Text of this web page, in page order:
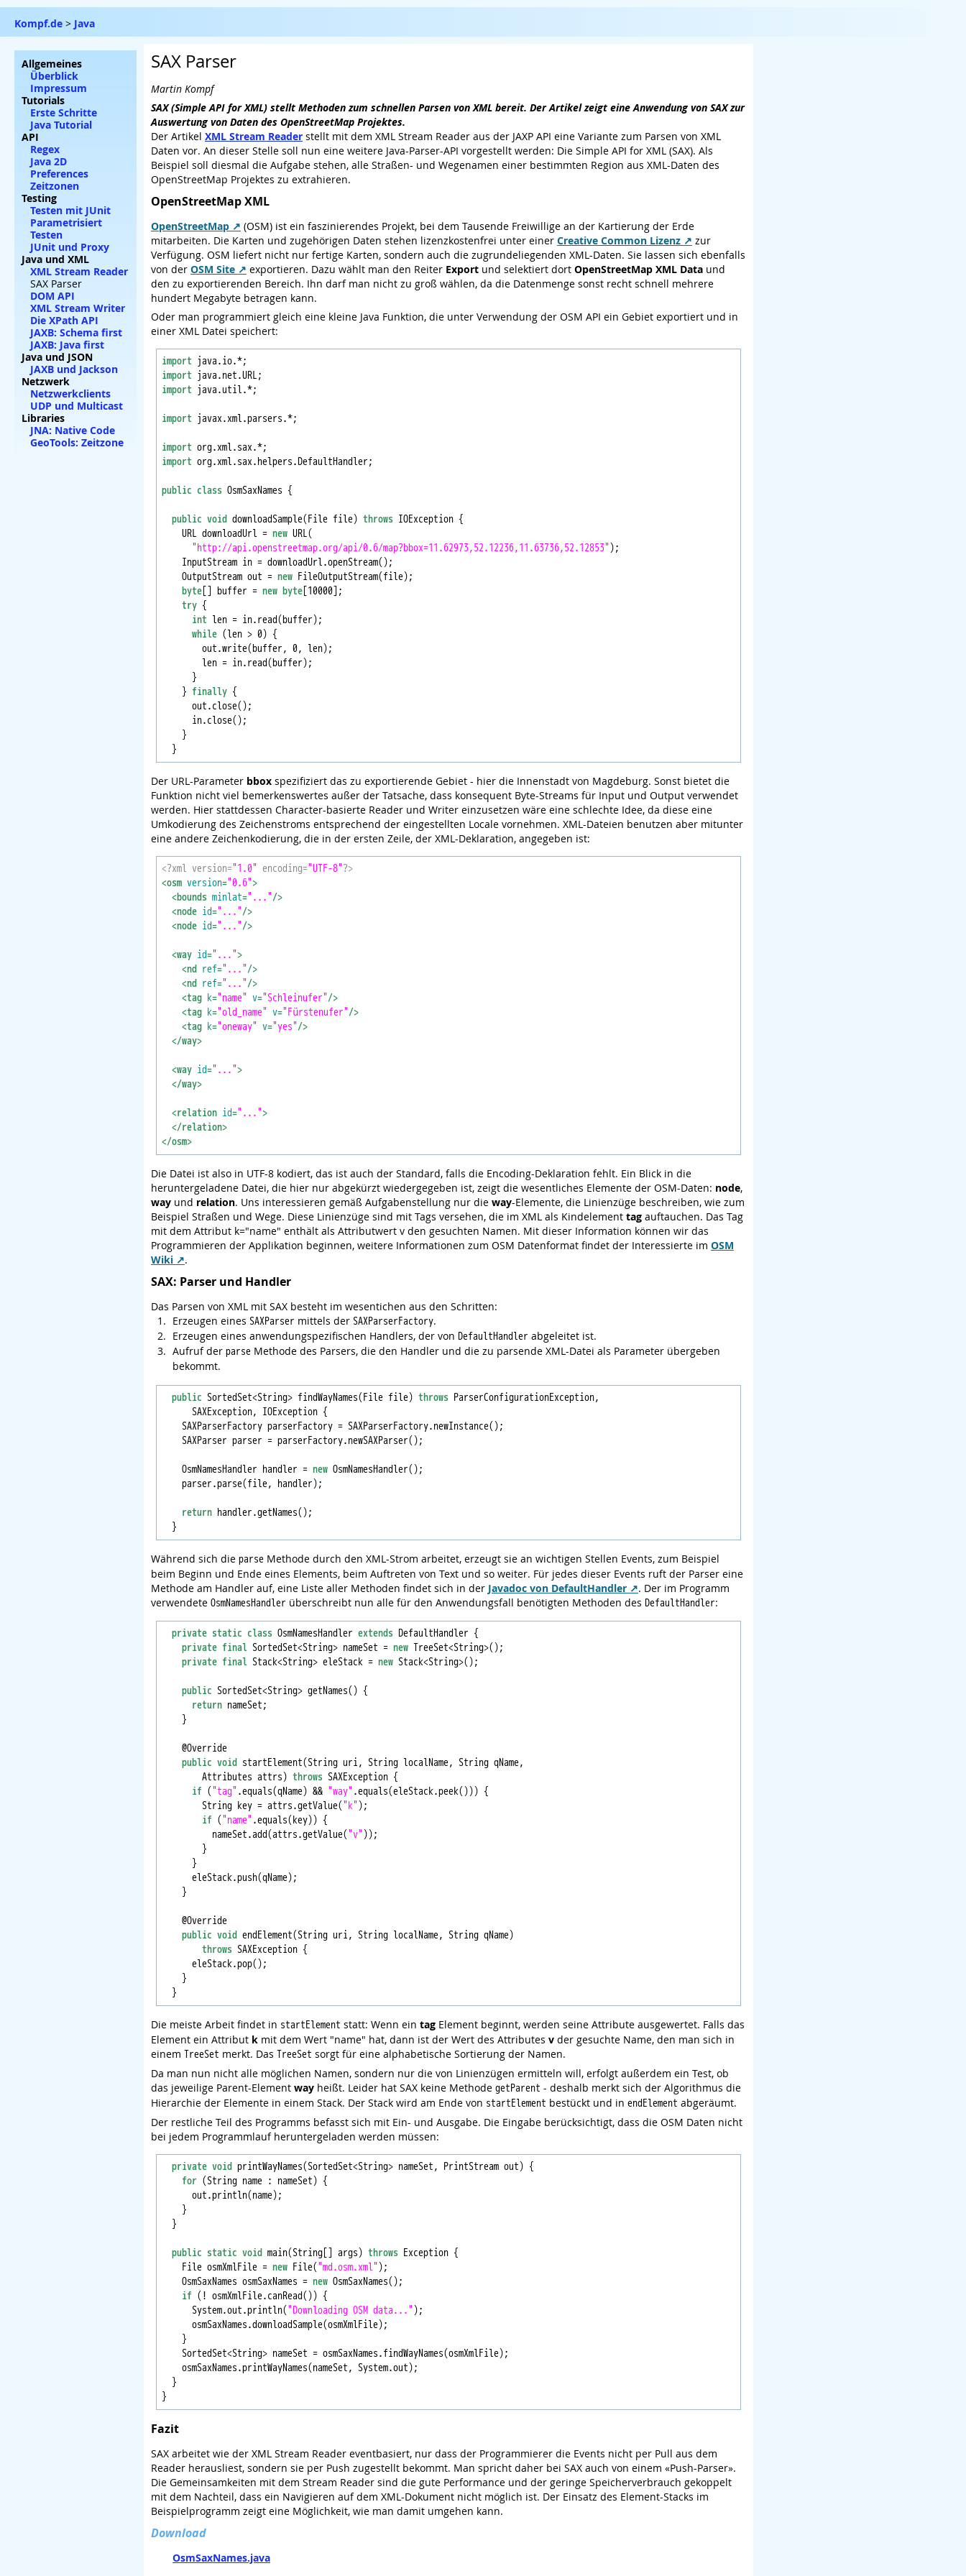
Kompf.de > Java
SAX Parser
Martin Kompf
SAX (Simple API for XML) stellt Methoden zum schnellen Parsen von XML bereit. Der Artikel zeigt eine Anwendung von SAX zur
Auswertung von Daten des OpenStreetMap Projektes.
Der Artikel XML Stream Reader stellt mit dem XML Stream Reader aus der JAXP API eine Variante zum Parsen von XML
Daten vor. An dieser Stelle soll nun eine weitere Java-Parser-API vorgestellt werden: Die Simple API for XML (SAX). Als
Beispiel soll diesmal die Aufgabe stehen, alle Straßen- und Wegenamen einer bestimmten Region aus XML-Daten des
OpenStreetMap Projektes zu extrahieren.
OpenStreetMap XML
OpenStreetMap
(OSM) ist ein faszinierendes Projekt, bei dem Tausende Freiwillige an der Kartierung der Erde
mitarbeiten. Die Karten und zugehörigen Daten stehen lizenzkostenfrei unter einer Creative Common Lizenz
zur
Verfügung. OSM liefert nicht nur fertige Karten, sondern auch die zugrundeliegenden XML-Daten. Sie lassen sich ebenfalls
von der OSM Site exportieren. Dazu wählt man den Reiter Export und selektiert dort OpenStreetMap XML Data und
den zu exportierenden Bereich. Ihn darf man nicht zu groß wählen, da die Datenmenge sonst recht schnell mehrere
hundert Megabyte betragen kann.
Oder man programmiert gleich eine kleine Java Funktion, die unter Verwendung der OSM API ein Gebiet exportiert und in
einer XML Datei speichert:
import
import
import java.util.*;
import javax.xml.parsers.*;
import
import org.xml.sax.helpers.DefaultHandler;
public class OsmSaxNames {
public void downloadSample(File file) throws IOException {
    URL downloadUrl =
new URL(
"http://api.openstreetmap.org/api/0.6/map?bbox=11.62973,52.12236,11.63736,52.12853" );
    InputStream in = downloadUrl.openStream();
    OutputStream out =
new FileOutputStream(file);
byte [] buffer = new byte [10000];
try {
int len = in.read(buffer);
while (len > 0) {
        out.write(buffer, 0, len);
        len = in.read(buffer);
      }
    }
finally {
      out.close();
      in.close();
    }
Der URL-Parameter bbox spezifiziert das zu exportierende Gebiet - hier die Innenstadt von Magdeburg. Sonst bietet die
Funktion nicht viel bemerkenswertes außer der Tatsache, dass konsequent Byte-Streams für Input und Output verwendet
werden. Hier stattdessen Character-basierte Reader und Writer einzusetzen wäre eine schlechte Idee, da diese eine
Umkodierung des Zeichenstroms entsprechend der eingestellten Locale vornehmen. XML-Dateien benutzen aber mitunter
eine andere Zeichenkodierung, die in der ersten Zeile, der XML-Deklaration, angegeben ist:
<?xml version="1.0" encoding="UTF-8"?>
<osm version="0.6">
<bounds minlat="..."/>
<node id="..."/>
<node id="..."/>
<way id="...">
<nd ref="..."/>
<nd ref="..."/>
<tag k="name" v="Schleinufer"/>
<tag k="old_name" v="Fürstenufer"/>
<tag k="oneway" v="yes"/>
</way>
<way id="...">
</way>
<relation id="...">
</relation>
</osm>
Die Datei ist also in UTF-8 kodiert, das ist auch der Standard, falls die Encoding-Deklaration fehlt. Ein Blick in die
heruntergeladene Datei, die hier nur abgekürzt wiedergegeben ist, zeigt die wesentliches Elemente der OSM-Daten: node,
way und relation. Uns interessieren gemäß Aufgabenstellung nur die way-Elemente, die Linienzüge beschreiben, wie zum
Beispiel Straßen und Wege. Diese Linienzüge sind mit Tags versehen, die im XML als Kindelement tag auftauchen. Das Tag
mit dem Attribut k="name" enthält als Attributwert v den gesuchten Namen. Mit dieser Information können wir das
Programmieren der Applikation beginnen, weitere Informationen zum OSM Datenformat findet der Interessierte im OSM
Wiki
.
SAX: Parser und Handler
Das Parsen von XML mit SAX besteht im wesentichen aus den Schritten:
Erzeugen eines SAXParser mittels der SAXParserFactory.
Erzeugen eines anwendungspezifischen Handlers, der von DefaultHandler abgeleitet ist.
Aufruf der parse Methode des Parsers, die den Handler und die zu parsende XML-Datei als Parameter übergeben
bekommt.
public SortedSet<String> findWayNames(File file) throws ParserConfigurationException,
      SAXException, IOException {
    SAXParserFactory parserFactory = SAXParserFactory.newInstance();
    SAXParser parser = parserFactory.newSAXParser();
    OsmNamesHandler handler =
new OsmNamesHandler();
    parser.parse(file, handler);
return handler.getNames();
Während sich die parse Methode durch den XML-Strom arbeitet, erzeugt sie an wichtigen Stellen Events, zum Beispiel
beim Beginn und Ende eines Elements, beim Auftreten von Text und so weiter. Für jedes dieser Events ruft der Parser eine
Methode am Handler auf, eine Liste aller Methoden findet sich in der Javadoc von DefaultHandler
. Der im Programm
verwendete OsmNamesHandler überschreibt nun alle für den Anwendungsfall benötigten Methoden des DefaultHandler:
private static class OsmNamesHandler extends DefaultHandler {
private final SortedSet<String> nameSet = new TreeSet<String>();
private final Stack<String> eleStack = new Stack<String>();
public SortedSet<String> getNames() {
return nameSet;
    }
    @Override
public void
startElement(String uri, String localName, String qName,
        Attributes attrs)
throws SAXException {
if ( "tag" .equals(qName) && "way" .equals(eleStack.peek())) {
        String key = attrs.getValue(
"k" );
if ( "name" .equals(key)) {
          nameSet.add(attrs.getValue(
"v" ));
        }
      }
      eleStack.push(qName);
    }
    @Override
public void endElement(String uri, String localName, String qName)
throws SAXException {
      eleStack.pop();
    }
Die meiste Arbeit findet in startElement statt: Wenn ein tag Element beginnt, werden seine Attribute ausgewertet. Falls das
Element ein Attribut k mit dem Wert "name" hat, dann ist der Wert des Attributes v der gesuchte Name, den man sich in
einem
TreeSet merkt. Das TreeSet sorgt für eine alphabetische Sortierung der Namen.
Da man nun nicht alle möglichen Namen, sondern nur die von Linienzügen ermitteln will, erfolgt außerdem ein Test, ob
das jeweilige Parent-Element way heißt. Leider hat SAX keine Methode getParent - deshalb merkt sich der Algorithmus die
Hierarchie der Elemente in einem Stack. Der Stack wird am Ende von startElement bestückt und in endElement abgeräumt.
Der restliche Teil des Programms befasst sich mit Ein- und Ausgabe. Die Eingabe berücksichtigt, dass die OSM Daten nicht
bei jedem Programmlauf heruntergeladen werden müssen:
private void printWayNames(SortedSet<String> nameSet, PrintStream out) {
for (String name : nameSet) {
      out.println(name);
    }
  }
public static void main(String[] args) throws Exception {
    File osmXmlFile =
new File( "md.osm.xml" );
    OsmSaxNames osmSaxNames =
new OsmSaxNames();
if (! osmXmlFile.canRead()) {
      System.out.println(
"Downloading OSM data..." );
      osmSaxNames.downloadSample(osmXmlFile);
    }
    SortedSet<String> nameSet = osmSaxNames.findWayNames(osmXmlFile);
    osmSaxNames.printWayNames(nameSet, System.out);
  }
Fazit
SAX arbeitet wie der XML Stream Reader eventbasiert, nur dass der Programmierer die Events nicht per Pull aus dem
Reader herausliest, sondern sie per Push zugestellt bekommt. Man spricht daher bei SAX auch von einem «Push-Parser».
Die Gemeinsamkeiten mit dem Stream Reader sind die gute Performance und der geringe Speicherverbrauch gekoppelt
mit dem Nachteil, dass ein Navigieren auf dem XML-Dokument nicht möglich ist. Der Einsatz des Element-Stacks im
Beispielprogramm zeigt eine Möglichkeit, wie man damit umgehen kann.
Download
OsmSaxNames.java
Allgemeines
Überblick
Impressum
Tutorials
Erste Schritte
Java Tutorial
API
Regex
Java 2D
Preferences
Zeitzonen
Testing
Testen mit JUnit
Parametrisiert
Testen
JUnit und Proxy
Java und XML
XML Stream Reader
SAX Parser
DOM API
XML Stream Writer
Die XPath API
JAXB: Schema first
JAXB: Java first
Java und JSON
JAXB und Jackson
Netzwerk
Netzwerkclients
UDP und Multicast
Libraries
JNA: Native Code
GeoTools: Zeitzone